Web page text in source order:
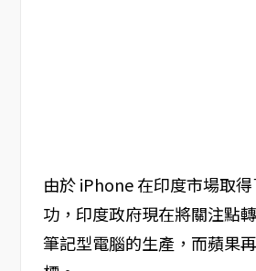
由於 iPhone 在印度市場取
功，印度政府現在將關注點
筆記型電腦的生產，而蘋果